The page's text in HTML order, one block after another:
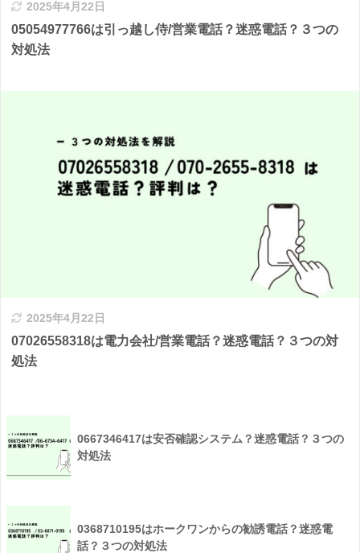
2025年4月22日
05054977766は引っ越し侍/営業電話？迷惑電話？３つの
対処法
2025年4月22日
07026558318は電力会社/営業電話？迷惑電話？３つの対
処法
0667346417は安否確認システム？迷惑電話？３つの
対処法
0368710195はホークワンからの勧誘電話？迷惑電
話？３つの対処法